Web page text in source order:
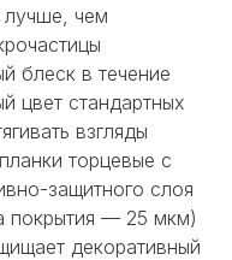
лучше, чем
блеск в течение
цвет стандартных
взгляды
торцевые с
защитного слоя
покрытия — 25 мкм)
декоративный